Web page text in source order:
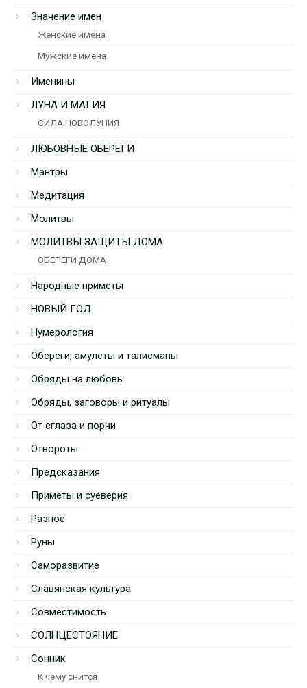
Значение имен
Женские имена
Мужские имена
Именины
ЛУНА И МАГИЯ
СИЛА НОВОЛУНИЯ
ЛЮБОВНЫЕ ОБЕРЕГИ
Мантры
Медитация
Молитвы
МОЛИТВЫ ЗАЩИТЫ ДОМА
ОБЕРЕГИ ДОМА
Народные приметы
НОВЫЙ ГОД
Нумерология
Обереги, амулеты и талисманы
Обряды на любовь
Обряды, заговоры и ритуалы
От сглаза и порчи
Отвороты
Предсказания
Приметы и суеверия
Разное
Руны
Саморазвитие
Славянская культура
Совместимость
СОЛНЦЕСТОЯНИЕ
Сонник
К чему снится